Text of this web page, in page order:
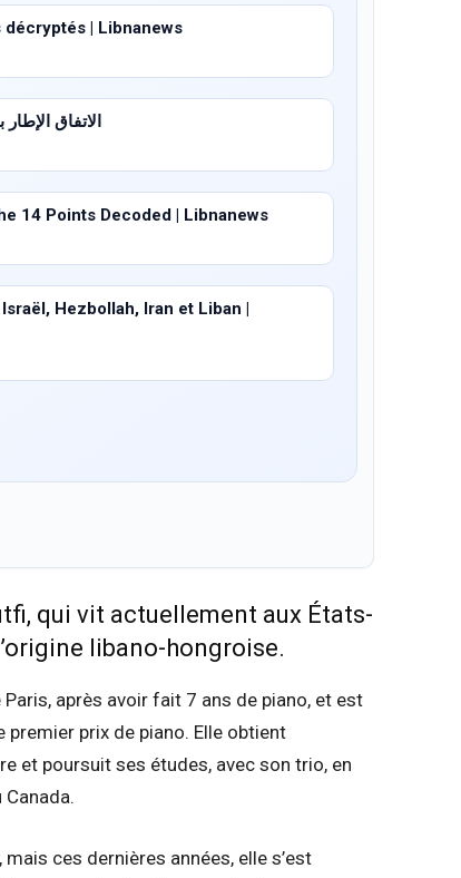
| Libnanews
الاتفاق الإطار
14 Points Decoded | Libnanews
Hezbollah, Iran et Liban |
qui vit actuellement aux États-
libano-hongroise.
après avoir fait 7 ans de piano, et est
prix de piano. Elle obtient
et poursuit ses études, avec son trio, en
ces dernières années, elle s’est